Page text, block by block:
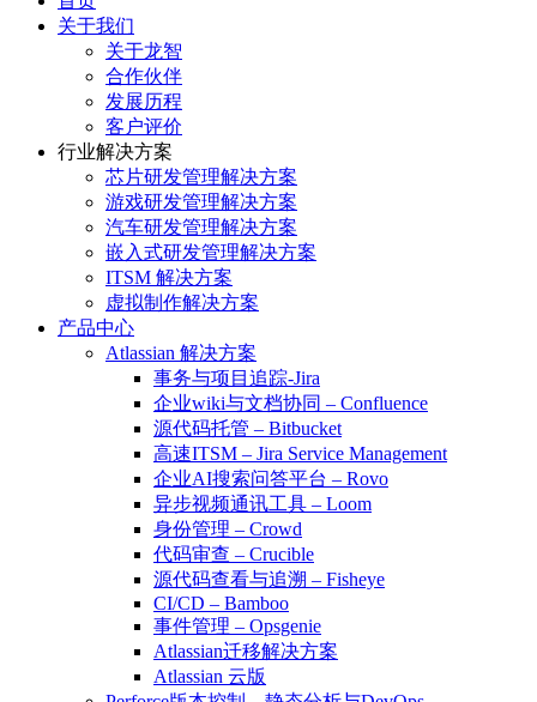
关于我们
关于龙智
合作伙伴
发展历程
客户评价
行业解决方案
芯片研发管理解决方案
游戏研发管理解决方案
汽车研发管理解决方案
嵌入式研发管理解决方案
ITSM 解决方案
虚拟制作解决方案
产品中心
Atlassian 解决方案
事务与项目追踪-Jira
企业wiki与文档协同 – Confluence
源代码托管 – Bitbucket
高速ITSM – Jira Service Management
企业AI搜索问答平台 – Rovo
异步视频通讯工具 – Loom
身份管理 – Crowd
代码审查 – Crucible
源代码查看与追溯 – Fisheye
CI/CD – Bamboo
事件管理 – Opsgenie
Atlassian迁移解决方案
Atlassian 云版